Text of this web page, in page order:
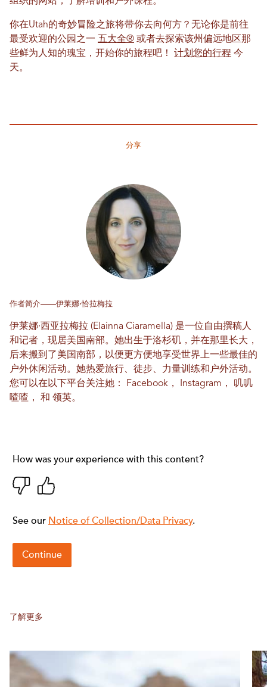
你在Utah的奇妙冒险之旅将带你去向何方？无论你是前往
最受欢迎的公园之一 五大全® 或者去探索该州偏远地区那
些鲜为人知的瑰宝，开始你的旅程吧！ 计划您的行程 今
天。
分享
作者简介——伊莱娜·恰拉梅拉
伊莱娜·西亚拉梅拉 (Elainna Ciaramella) 是一位自由撰稿人
和记者，现居美国南部。她出生于洛杉矶，并在那里长大，
后来搬到了美国南部，以便更方便地享受世界上一些最佳的
户外休闲活动。她热爱旅行、徒步、力量训练和户外活动。
您可以在以下平台关注她：
Facebook ， Instagram ，
叽叽
喳喳 ， 和 领英。
了解更多